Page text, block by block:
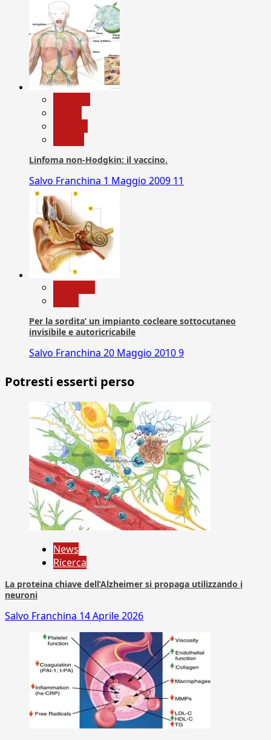
Linfoma non-Hodgkin: il vaccino.
Salvo Franchina 1 Maggio 2009 11
Per la sordita’ un impianto cocleare sottocutaneo
invisibile e autoricricabile
Salvo Franchina 20 Maggio 20109
Potresti esserti perso
News
Ricerca
La proteina chiave dell’Alzheimer si propaga utilizzando i
neuroni
Salvo Franchina 14 Aprile 2026